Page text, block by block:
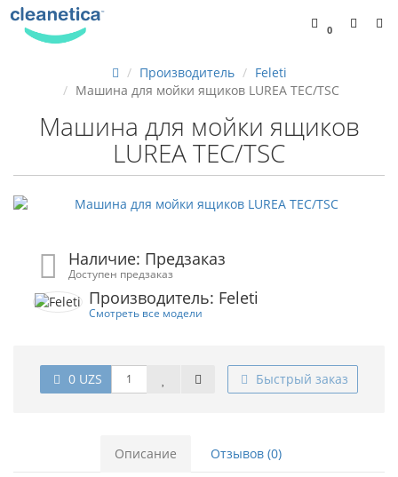
0
Производитель
Feleti
Машина для мойки ящиков LUREA TEC/TSC
Машина для мойки ящиков
LUREA TEC/TSC
Наличие: Предзаказ
Доступен предзаказ
Производитель: Feleti
Смотреть все модели
0 UZS Быстрый заказ
Описание Отзывов (0)